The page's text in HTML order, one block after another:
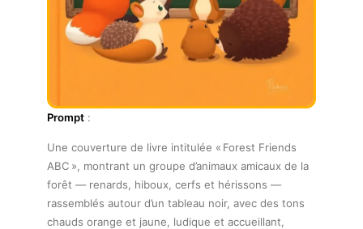
Prompt :
Une couverture de livre intitulée « Forest Friends
ABC », montrant un groupe d’animaux amicaux de la
forêt — renards, hiboux, cerfs et hérissons —
rassemblés autour d’un tableau noir, avec des tons
chauds orange et jaune, ludique et accueillant,